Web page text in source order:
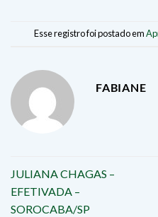
Esse registro foi postado em
FABIANE
JULIANA CHAGAS –
EFETIVADA –
SOROCABA/SP